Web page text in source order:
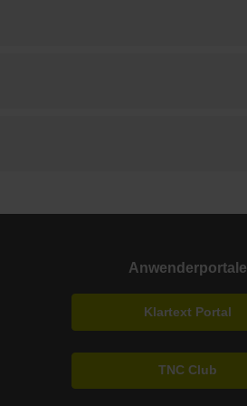
Anwenderportale
Klartext Portal
TNC Club